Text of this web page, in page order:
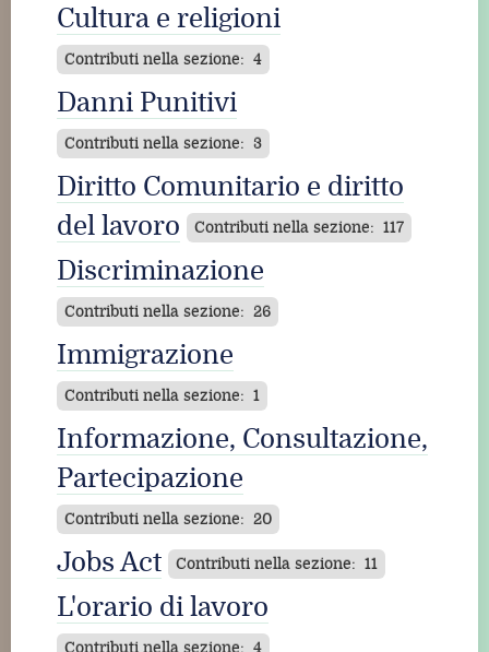
Cultura e religioni
Contributi nella sezione: 4
Danni Punitivi
Contributi nella sezione: 3
Diritto Comunitario e diritto
del lavoro
Contributi nella sezione: 117
Discriminazione
Contributi nella sezione: 26
Immigrazione
Contributi nella sezione: 1
Informazione, Consultazione,
Partecipazione
Contributi nella sezione: 20
Jobs Act Contributi nella sezione: 11
L'orario di lavoro